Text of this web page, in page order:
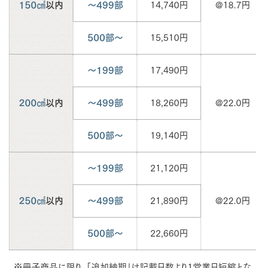
150㎠以内 @18.7円
～499部 14,740円
500部～ 15,510円
200㎠以内
～199部 17,490円
@22.0円
～499部 18,260円
500部～ 19,140円
250㎠以内
～199部 21,120円
@22.0円
～499部 21,890円
500部～ 22,660円